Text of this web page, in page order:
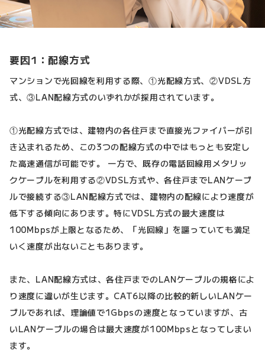
要因1：配線方式
マンションで光回線を利用する際、①光配線方式、②VDSL方
式、③LAN配線方式のいずれかが採用されています。
①光配線方式では、建物内の各住戸まで直接光ファイバーが引
き込まれるため、この3つの配線方式の中ではもっとも安定し
た高速通信が可能です。 一方で、既存の電話回線用メタリッ
クケーブルを利用する②VDSL方式や、各住戸までLANケーブ
ルで接続する③LAN配線方式では、建物内の配線により速度が
低下する傾向にあります。特にVDSL方式の最大速度は
100Mbpsが上限となるため、「光回線」を謳っていても満足
いく速度が出ないこともあります。
また、LAN配線方式は、各住戸までのLANケーブルの規格によ
り速度に違いが生じます。CAT6以降の比較的新しいLANケー
ブルであれば、理論値で1Gbpsの速度となっていますが、古
いLANケーブルの場合は最大速度が100Mbpsとなってしまい
ます。